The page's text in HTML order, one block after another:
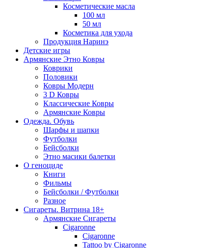
Косметические масла
100 мл
50 мл
Косметика для ухода
Продукция Наринэ
Детские игры
Армянские Этно Ковры
Коврики
Половики
Ковры Модерн
3 D Ковры
Классические Ковры
Армянские Ковры
Одежда. Обувь
Шарфы и шапки
Футболки
Бейсболки
Этно масики балетки
О геноциде
Книги
Фильмы
Бейсболки / Футболки
Разное
Сигареты. Витрина 18+
Армянские Сигареты
Cigaronne
Cigaronne
Tattoo by Cigaronne